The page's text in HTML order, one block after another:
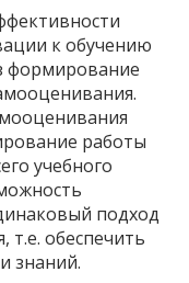
к обучению
формирование
работы
учебного
подход
т.е. обеспечить
знаний.